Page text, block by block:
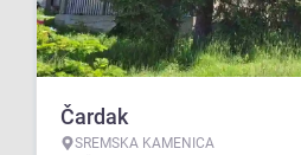
Čardak
SREMSKA KAMENICA